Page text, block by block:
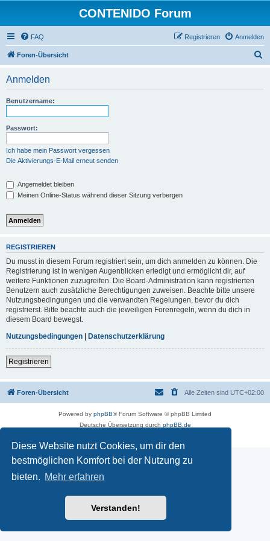
Diese Website nutzt Cookies, um dir den
bestmöglichen Komfort bei der Nutzung zu
bieten. Mehr erfahren
Verstanden!
CONTENIDO Forum
FAQ Anmelden
Registrieren
Foren-Übersicht
Anmelden
Benutzername:
Passwort:
Ich habe mein Passwort vergessen
Die Aktivierungs-E-Mail erneut senden
Angemeldet bleiben
Meinen Online-Status während dieser Sitzung verbergen
REGISTRIEREN
Du musst in diesem Forum registriert sein, um dich anmelden zu können. Die
Registrierung ist in wenigen Augenblicken erledigt und ermöglicht dir, auf
weitere Funktionen zuzugreifen. Die Board-Administration kann registrierten
Benutzern auch zusätzliche Berechtigungen zuweisen. Beachte bitte unsere
Nutzungsbedingungen und die verwandten Regelungen, bevor du dich
registrierst. Bitte beachte auch die jeweiligen Forenregeln, wenn du dich in
diesem Board bewegst.
Nutzungsbedingungen | Datenschutzerklärung
Registrieren
Foren-Übersicht Alle Zeiten sind UTC+02:00
Powered by phpBB® Forum Software © phpBB Limited
Deutsche Übersetzung durch phpBB.de